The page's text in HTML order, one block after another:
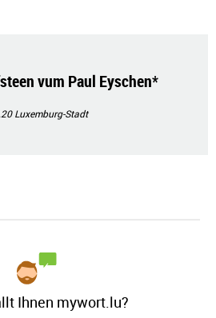
vum Paul Eyschen*
Luxemburg-Stadt
Ihnen mywort.lu?